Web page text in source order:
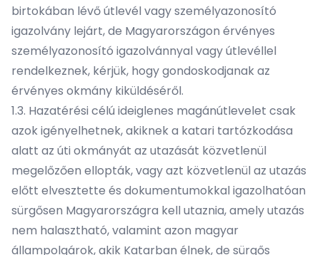
birtokában lévő útlevél vagy személyazonosító
igazolvány lejárt, de Magyarországon érvényes
személyazonosító igazolvánnyal vagy útlevéllel
rendelkeznek, kérjük, hogy gondoskodjanak az
érvényes okmány kiküldéséről.
1.3. Hazatérési célú ideiglenes magánútlevelet csak
azok igényelhetnek, akiknek a katari tartózkodása
alatt az úti okmányát az utazását közvetlenül
megelőzően ellopták, vagy azt közvetlenül az utazás
előtt elvesztette és dokumentumokkal igazolhatóan
sürgősen Magyarországra kell utaznia, amely utazás
nem halasztható, valamint azon magyar
állampolgárok, akik Katarban élnek, de sürgős